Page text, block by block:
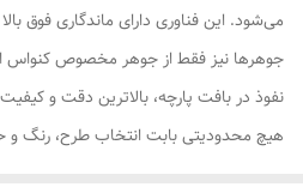
جوهرها نیز فقط از جوهر مخصوص کنواس
نفوذ در بافت پارچه، بالاترین دقت و
هیچ محدودیتی بابت انتخاب طرح، رنگ و